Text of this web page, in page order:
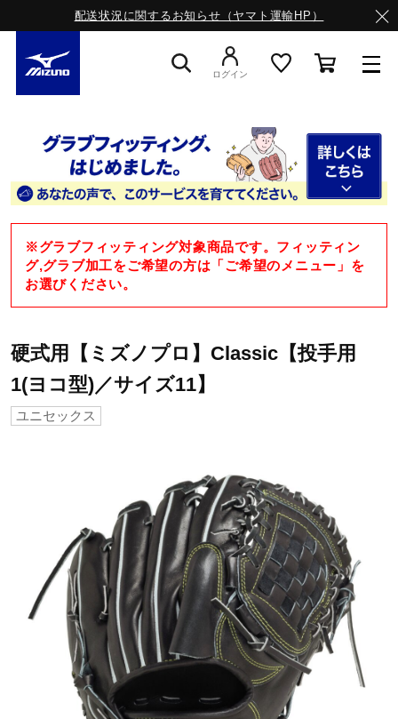
配送状況に関するお知らせ（ヤマト運輸HP）
ライフスタイルウエア
ランニング
トレーニング
スイム
バレーボール
テニス／ソフトテニス
ログイン
※グラブフィッティング対象商品です。フィッティン
グ,グラブ加工をご希望の方は「ご希望のメニュー」を
お選びください。
硬式用【ミズノプロ】Classic【投手用
1(ヨコ型)／サイズ11】
ユニセックス